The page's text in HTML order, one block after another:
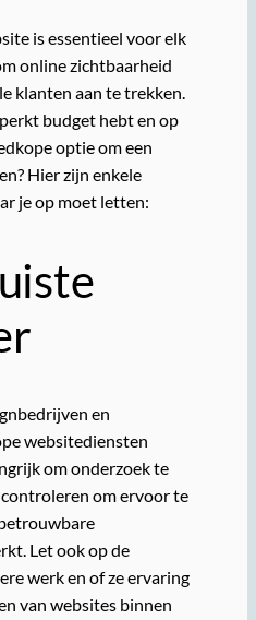
is essentieel voor elk
online zichtbaarheid
klanten aan te trekken.
budget hebt en op
optie om een
Hier zijn enkele
je op moet letten:
en
websitediensten
om onderzoek te
om ervoor te
Let ook op de
werk en of ze ervaring
van websites binnen